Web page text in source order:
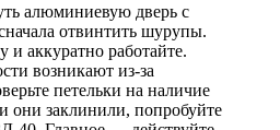
алюминиевую дверь с
отвинтить шурупы.
и аккуратно работайте.
возникают из-за
петельки на наличие
они заклинили, попробуйте